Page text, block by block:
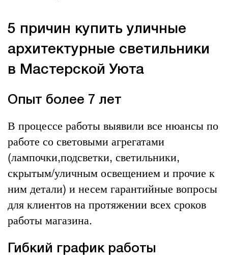
5 причин купить уличные
архитектурные светильники
в Мастерской Уюта
Опыт более 7 лет
В процессе работы выявили все нюансы по
работе со световыми агрегатами
(лампочки,подсветки, светильники,
скрытым/уличным освещением и прочие к
ним детали) и несем гарантийные вопросы
для клиентов на протяжении всех сроков
работы магазина.
Гибкий график работы